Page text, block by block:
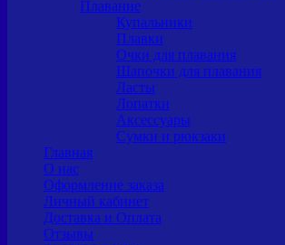
Плавание
Купальники
Плавки
Очки для плавания
Шапочки для плавания
Ласты
Лопатки
Аксессуары
Сумки и рюкзаки
Главная
О нас
Оформление заказа
Личный кабинет
Доставка и Оплата
Отзывы